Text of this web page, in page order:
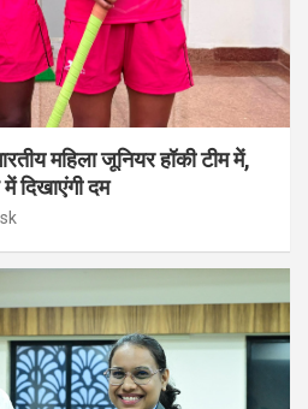
महिला जूनियर हॉकी टीम में,
दिखाएंगी दम